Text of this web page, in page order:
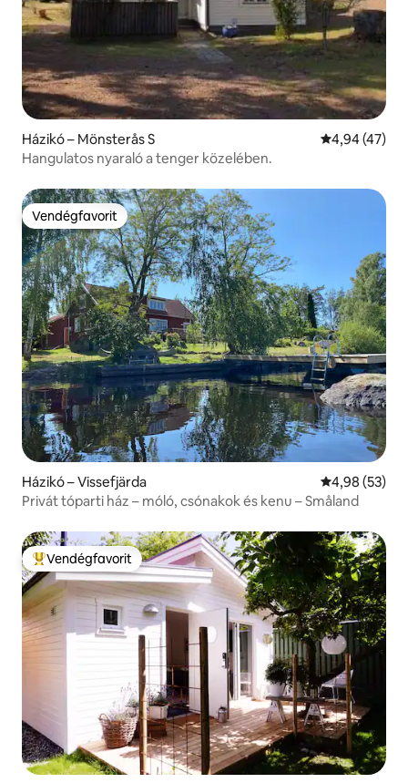
Házikó – Mönsterås S Átlagos
4,94 (47)
Hangulatos nyaraló a tenger közelében.
Vendégfavorit
Vendégfavorit
Házikó – Vissefjärda Átlagos
4,98 (53)
Privát tóparti ház – móló, csónakok és kenu – Småland
Kiemelt vendégfavorit
Vendégfavorit